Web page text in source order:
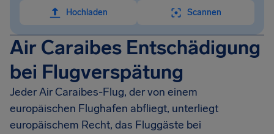
Hochladen
Scannen
Air Caraibes Entschädigung
bei Flugverspätung
Jeder Air Caraibes-Flug, der von einem
europäischen Flughafen abfliegt, unterliegt
europäischem Recht, das Fluggäste bei